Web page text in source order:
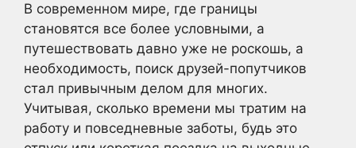
В современном мире, где границы
становятся все более условными, а
путешествовать давно уже не роскошь, а
необходимость, поиск друзей-попутчиков
стал привычным делом для многих.
Учитывая, сколько времени мы тратим на
работу и повседневные заботы, будь это